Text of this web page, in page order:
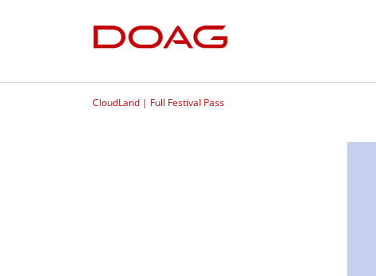
CloudLand | Full Festival Pass